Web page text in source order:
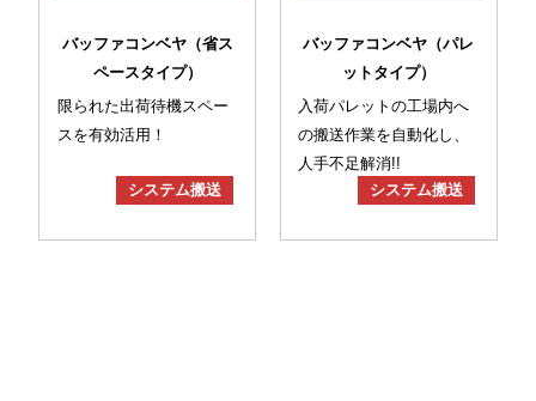
バッファコンベヤ（省ス
ペースタイプ）
限られた出荷待機スペー
スを有効活用！
システム搬送
バッファコンベヤ（パレ
ットタイプ）
入荷パレットの工場内へ
の搬送作業を自動化し、
人手不足解消!!
システム搬送